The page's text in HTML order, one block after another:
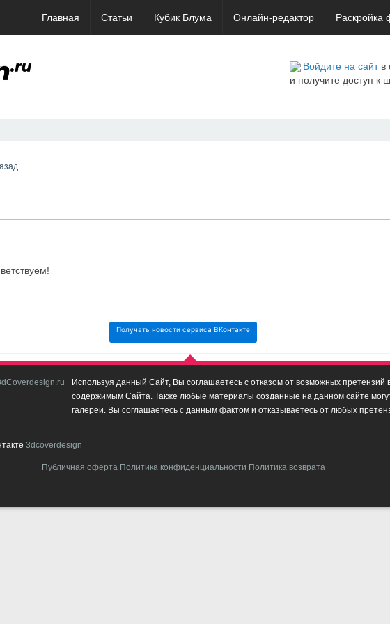
Главная Статьи Кубик Блума Онлайн-редактор Раскройка
Войдите на сайтв
и получите доступ к
Получать новости сервиса ВКонтакте
Используя данный Сайт, Вы соглашаетесь с отказом от возможных претензий
содержимым Сайта. Также любые материалы созданные на данном сайте
галереи. Вы соглашаетесь с данным фактом и отказываетесь от любых
3dcoverdesign
Публичная оферта Политика конфиденциальности Политика возврата